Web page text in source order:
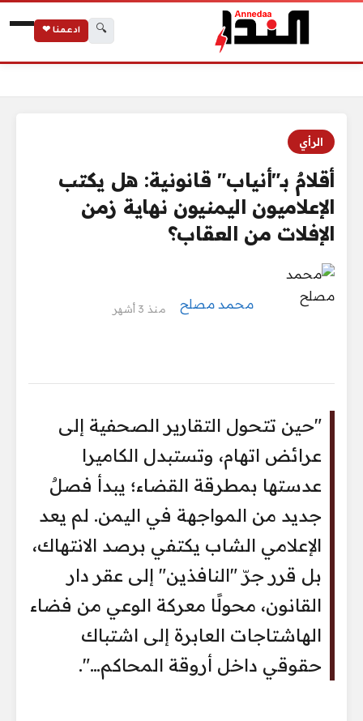
🔍 ادعمنا ❤
الرأي
أقلامٌ بـ"أنياب" قانونية: هل يكتب
الإعلاميون اليمنيون نهاية زمن
الإفلات من العقاب؟
محمد مصلح منذ 3 أشهر
"حين تتحول التقارير الصحفية إلى
عرائض اتهام، وتستبدل الكاميرا
عدستها بمطرقة القضاء؛ يبدأ فصلٌ
جديد من المواجهة في اليمن. لم يعد
الإعلامي الشاب يكتفي برصد الانتهاك،
بل قرر جرّ "النافذين" إلى عقر دار
القانون، محولًا معركة الوعي من فضاء
الهاشتاجات العابرة إلى اشتباك
حقوقي داخل أروقة المحاكم…".